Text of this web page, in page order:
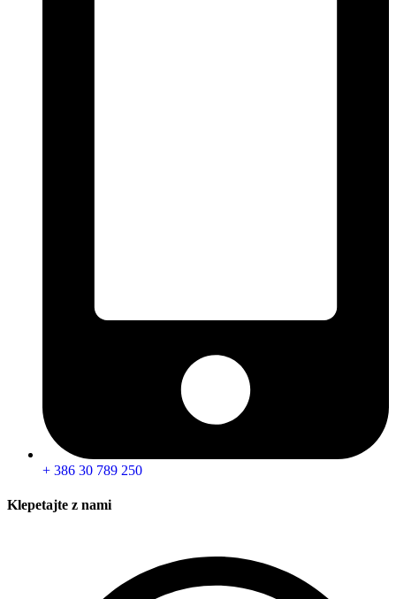
+ 386 30 789 250
Klepetajte z nami